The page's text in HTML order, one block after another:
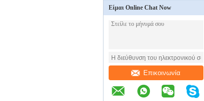
Είμαι Online Chat Now
Επικοινωνία